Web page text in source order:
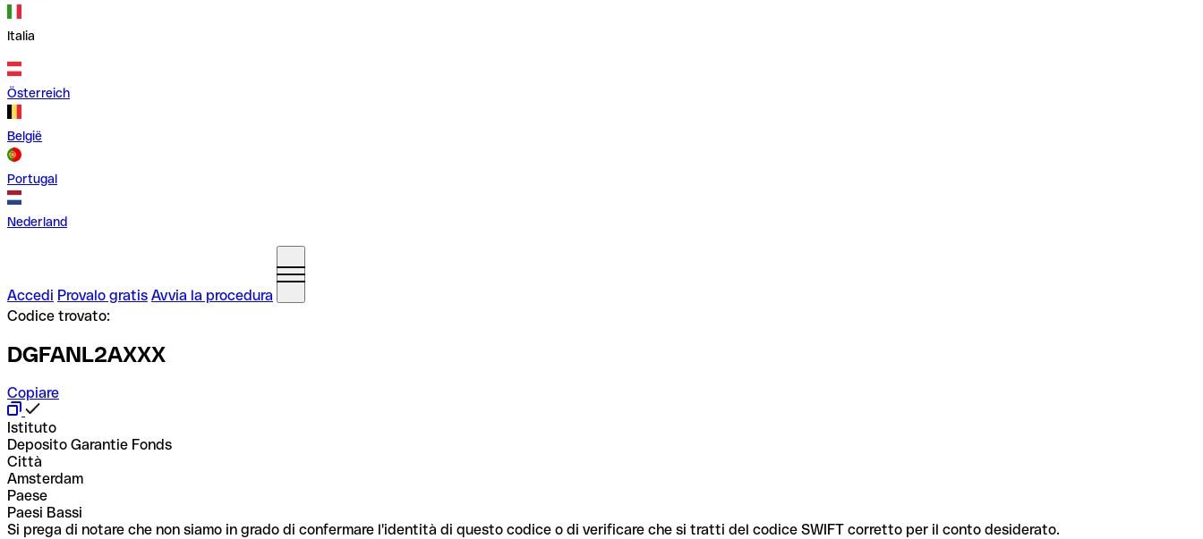
Italia
Österreich
België
Portugal
Nederland
Accedi Provalo gratis Avvia la procedura
Codice trovato:
DGFANL2AXXX
Copiare
Istituto
Deposito Garantie Fonds
Città
Amsterdam
Paese
Paesi Bassi
Si prega di notare che non siamo in grado di confermare l'identità di questo codice o di verificare che si tratti del codice SWIFT corretto per il conto desiderato.